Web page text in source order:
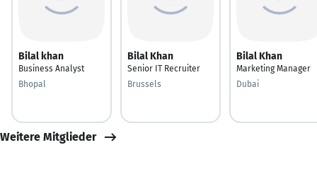
Bilal khan
Business Analyst
Bhopal
Bilal Khan
Senior IT Recruiter
Brussels
Bilal Khan
Marketing Manager
Dubai
Weitere Mitglieder